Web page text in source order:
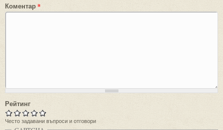
Коментар*
Рейтинг
Често задавани въпроси и отговори